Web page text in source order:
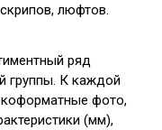
люфтов.
ряд
группы. К каждой
фото,
(мм),